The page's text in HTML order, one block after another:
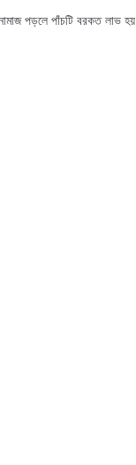
পড়লে পাঁচটি বরকত লাভ হয়